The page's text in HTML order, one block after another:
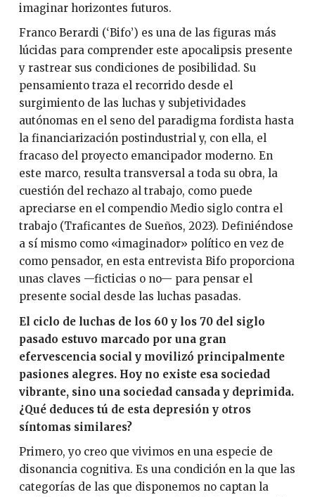
imaginar horizontes futuros.
Franco Berardi (‘Bifo’) es una de las figuras más
lúcidas para comprender este apocalipsis presente
y rastrear sus condiciones de posibilidad. Su
pensamiento traza el recorrido desde el
surgimiento de las luchas y subjetividades
autónomas en el seno del paradigma fordista hasta
la financiarización postindustrial y, con ella, el
fracaso del proyecto emancipador moderno. En
este marco, resulta transversal a toda su obra, la
cuestión del rechazo al trabajo, como puede
apreciarse en el compendio Medio siglo contra el
trabajo (Traficantes de Sueños, 2023). Definiéndose
a sí mismo como «imaginador» político en vez de
como pensador, en esta entrevista Bifo proporciona
unas claves —ficticias o no— para pensar el
presente social desde las luchas pasadas.
El ciclo de luchas de los 60 y los 70 del siglo
pasado estuvo marcado por una gran
efervescencia social y movilizó principalmente
pasiones alegres. Hoy no existe esa sociedad
vibrante, sino una sociedad cansada y deprimida.
¿Qué deduces tú de esta depresión y otros
síntomas similares?
Primero, yo creo que vivimos en una especie de
disonancia cognitiva. Es una condición en la que las
categorías de las que disponemos no captan la